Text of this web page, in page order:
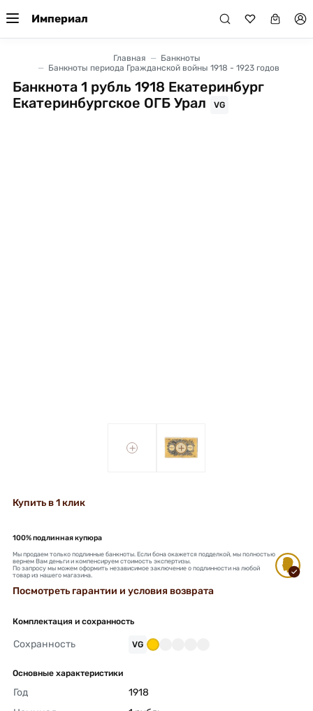
Империал
Главная
Банкноты
Банкноты периода Гражданской войны 1918 - 1923 годов
Банкнота 1 рубль 1918 Екатеринбург
Екатеринбургское ОГБ Урал
VG
+ +
Купить в 1 клик
100% подлинная купюра
Мы продаем только подлинные банкноты. Если бона окажется подделкой, мы полностью
вернем Вам деньги и компенсируем стоимость экспертизы.
По запросу мы можем оформить независимое заключение о подлинности на любой
товар из нашего магазина.
Посмотреть гарантии и условия возврата
Комплектация и сохранность
Сохранность VG
Основные характеристики
Год
1918